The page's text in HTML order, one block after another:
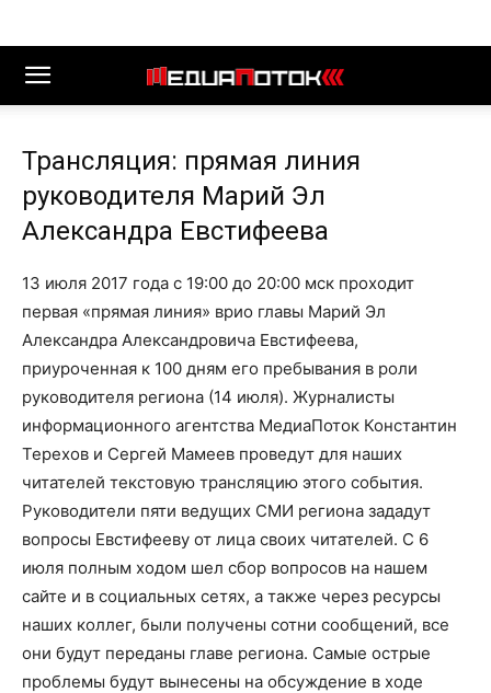
Трансляция: прямая линия
руководителя Марий Эл
Александра Евстифеева
13 июля 2017 года с 19:00 до 20:00 мск проходит
первая «прямая линия» врио главы Марий Эл
Александра Александровича Евстифеева,
приуроченная к 100 дням его пребывания в роли
руководителя региона (14 июля). Журналисты
информационного агентства МедиаПоток Константин
Терехов и Сергей Мамеев проведут для наших
читателей текстовую трансляцию этого события.
Руководители пяти ведущих СМИ региона зададут
вопросы Евстифееву от лица своих читателей. С 6
июля полным ходом шел сбор вопросов на нашем
сайте и в социальных сетях, а также через ресурсы
наших коллег, были получены сотни сообщений, все
они будут переданы главе региона. Самые острые
проблемы будут вынесены на обсуждение в ходе